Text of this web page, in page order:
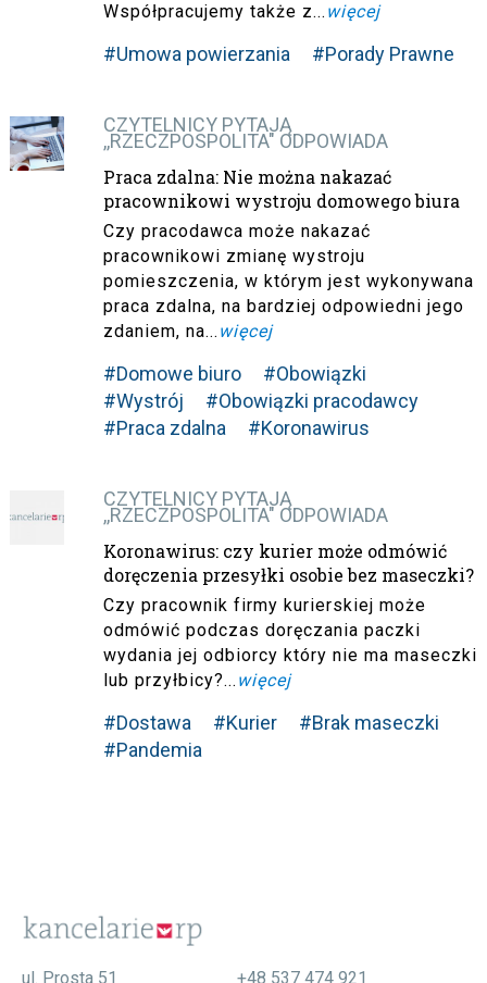
Współpracujemy także z... więcej
#Umowa powierzania #Porady Prawne
CZYTELNICY PYTAJĄ
,,RZECZPOSPOLITA" ODPOWIADA
Praca zdalna: Nie można nakazać
pracownikowi wystroju domowego biura
Czy pracodawca może nakazać
pracownikowi zmianę wystroju
pomieszczenia, w którym jest wykonywana
praca zdalna, na bardziej odpowiedni jego
zdaniem, na... więcej
#Domowe biuro
#Obowiązki
#Wystrój
#Obowiązki pracodawcy
#Praca zdalna
#Koronawirus
CZYTELNICY PYTAJĄ
,,RZECZPOSPOLITA" ODPOWIADA
Koronawirus: czy kurier może odmówić
doręczenia przesyłki osobie bez maseczki?
Czy pracownik firmy kurierskiej może
odmówić podczas doręczania paczki
wydania jej odbiorcy który nie ma maseczki
lub przyłbicy?... więcej
#Dostawa #Kurier
#Brak maseczki
#Pandemia
ul. Prosta 51 +48 537 474 921